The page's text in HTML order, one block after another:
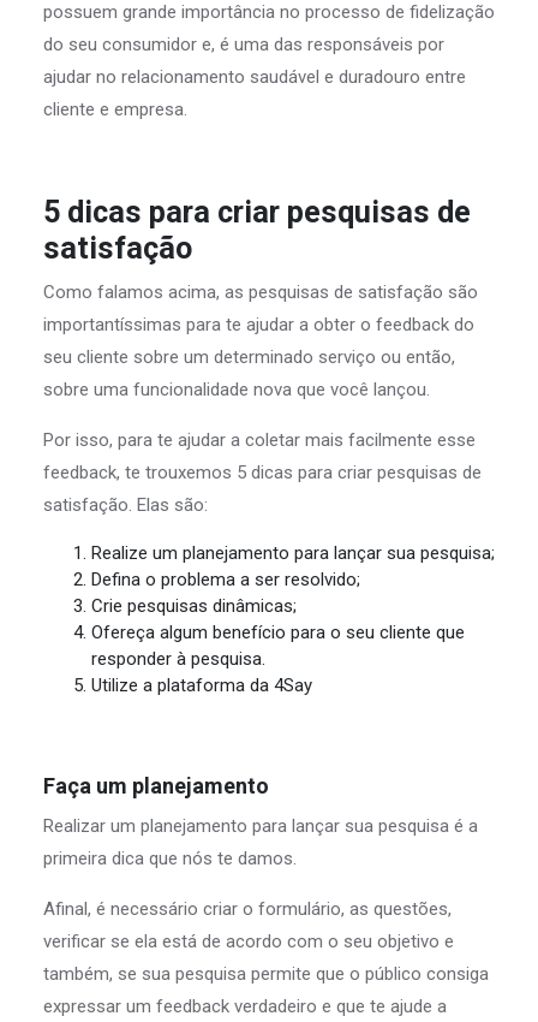
possuem grande importância no processo de fidelização
do seu consumidor e, é uma das responsáveis por
ajudar no relacionamento saudável e duradouro entre
cliente e empresa.
5 dicas para criar pesquisas de
satisfação
Como falamos acima, as pesquisas de satisfação são
importantíssimas para te ajudar a obter o feedback do
seu cliente sobre um determinado serviço ou então,
sobre uma funcionalidade nova que você lançou.
Por isso, para te ajudar a coletar mais facilmente esse
feedback, te trouxemos 5 dicas para criar pesquisas de
satisfação. Elas são:
Realize um planejamento para lançar sua pesquisa;
Defina o problema a ser resolvido;
Crie pesquisas dinâmicas;
Ofereça algum benefício para o seu cliente que
responder à pesquisa.
Utilize a plataforma da 4Say
Faça um planejamento
Realizar um planejamento para lançar sua pesquisa é a
primeira dica que nós te damos.
Afinal, é necessário criar o formulário, as questões,
verificar se ela está de acordo com o seu objetivo e
também, se sua pesquisa permite que o público consiga
expressar um feedback verdadeiro e que te ajude a